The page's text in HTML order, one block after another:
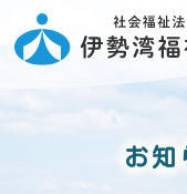
お知